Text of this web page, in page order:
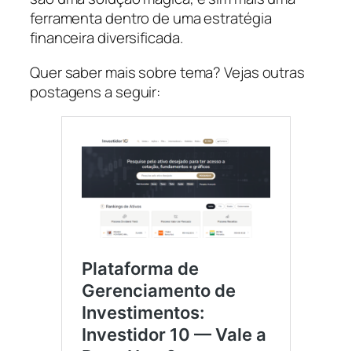
ferramenta dentro de uma estratégia
financeira diversificada.
Quer saber mais sobre tema? Vejas outras
postagens a seguir: